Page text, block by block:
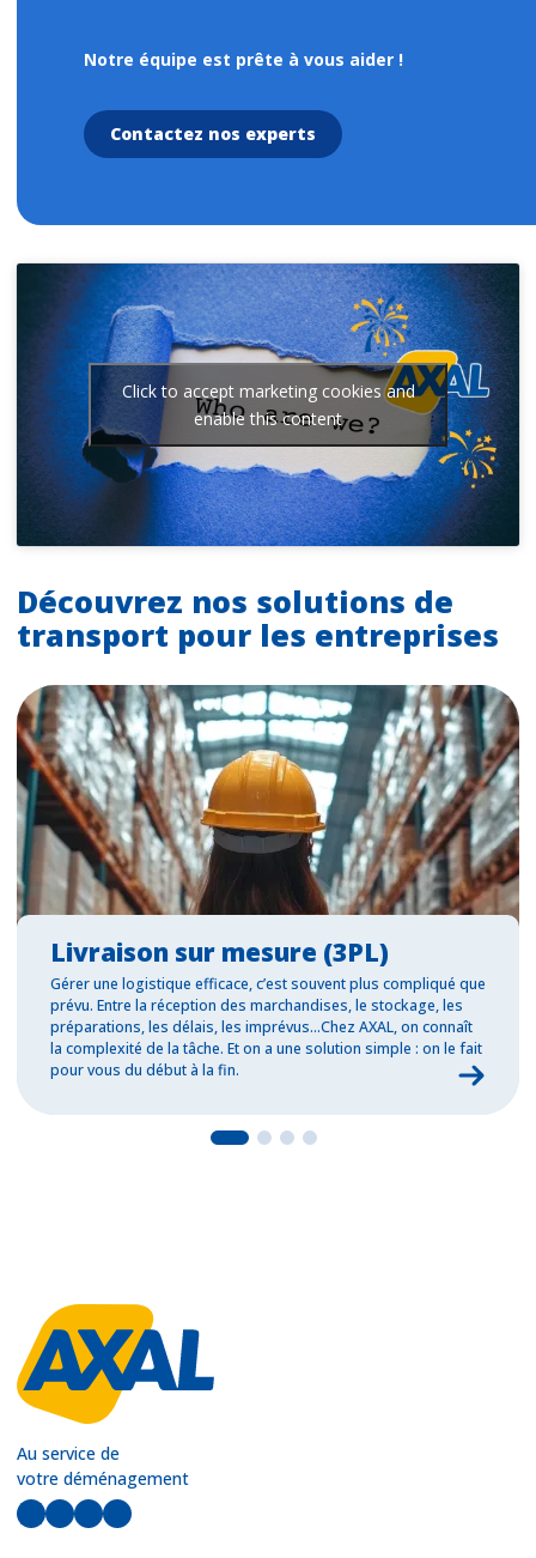
Notre équipe est prête à vous aider !
Contactez nos experts
Click to accept marketing cookies and
enable this content
Découvrez nos solutions de
transport pour les entreprises
Livraison sur mesure (3PL)
Gérer une logistique efficace, c’est souvent plus compliqué que
prévu. Entre la réception des marchandises, le stockage, les
préparations, les délais, les imprévus…Chez AXAL, on connaît
la complexité de la tâche. Et on a une solution simple : on le fait
pour vous du début à la fin.
Au service de
votre déménagement
LinkedIn
Facebook
Instagram
YouTube